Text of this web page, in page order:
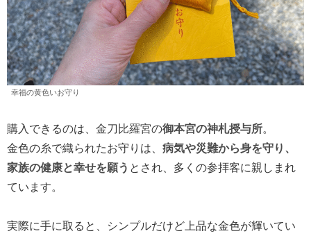
幸福の黄色いお守り
購入できるのは、金刀比羅宮の御本宮の神札授与所。
金色の糸で織られたお守りは、 病気や災難から身を守り、
家族の健康と幸せを願う とされ、多くの参拝客に親しまれ
ています。
実際に手に取ると、シンプルだけど上品な金色が輝いてい